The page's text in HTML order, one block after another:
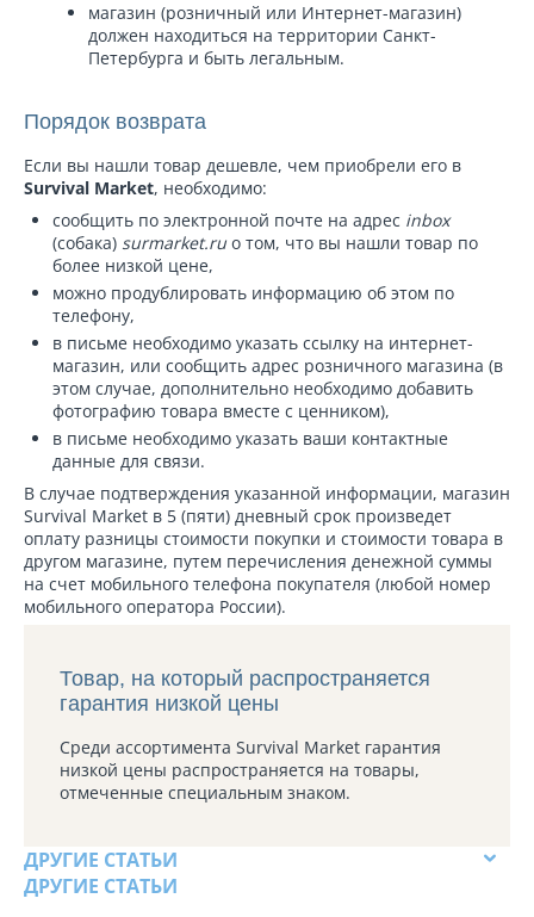
магазин (розничный или Интернет-магазин)
должен находиться на территории Санкт-
Петербурга и быть легальным.
Порядок возврата
Если вы нашли товар дешевле, чем приобрели его в
Survival Market, необходимо:
сообщить по электронной почте на адрес inbox
(собака) surmarket.ru о том, что вы нашли товар по
более низкой цене,
можно продублировать информацию об этом по
телефону,
в письме необходимо указать ссылку на интернет-
магазин, или сообщить адрес розничного магазина (в
этом случае, дополнительно необходимо добавить
фотографию товара вместе с ценником),
в письме необходимо указать ваши контактные
данные для связи.
В случае подтверждения указанной информации, магазин
Survival Market в 5 (пяти) дневный срок произведет
оплату разницы стоимости покупки и стоимости товара в
другом магазине, путем перечисления денежной суммы
на счет мобильного телефона покупателя (любой номер
мобильного оператора России).
Товар, на который распространяется
гарантия низкой цены
Среди ассортимента Survival Market гарантия
низкой цены распространяется на товары,
отмеченные специальным знаком.
ДРУГИЕ СТАТЬИ
ДРУГИЕ СТАТЬИ